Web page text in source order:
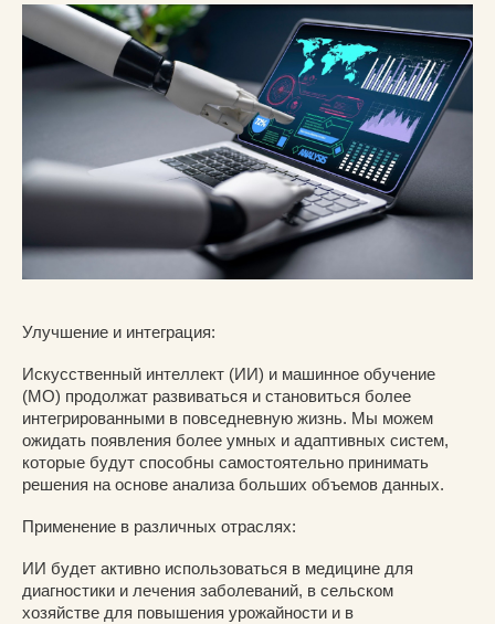
Улучшение и интеграция:
Искусственный интеллект (ИИ) и машинное обучение
(МО) продолжат развиваться и становиться более
интегрированными в повседневную жизнь. Мы можем
ожидать появления более умных и адаптивных систем,
которые будут способны самостоятельно принимать
решения на основе анализа больших объемов данных.
Применение в различных отраслях:
ИИ будет активно использоваться в медицине для
диагностики и лечения заболеваний, в сельском
хозяйстве для повышения урожайности и в